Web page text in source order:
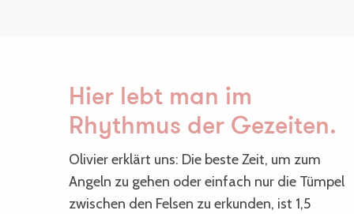
Hier lebt man im
Rhythmus der Gezeiten.
Olivier erklärt uns: Die beste Zeit, um zum
Angeln zu gehen oder einfach nur die Tümpel
zwischen den Felsen zu erkunden, ist 1,5